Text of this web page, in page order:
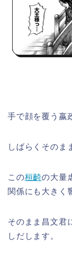
手で顔を覆う嬴
しばらくそのま
この桓齮の大量
関係にも大きく
そのまま昌文君
しだします。